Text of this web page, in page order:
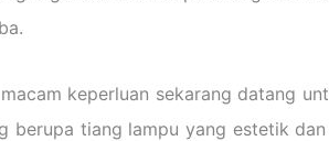
keperluan sekarang datang
berupa tiang lampu yang estetik